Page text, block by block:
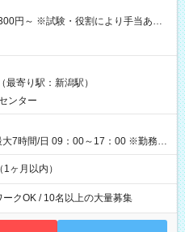
【即給（前払い）オプションあ
務から1週間ほどで給与の一部を受け
～17:30（休憩1時間） 時給1,300円
通費 ※当日の役割により時給＋100
～13:30（休憩なし） 時給1,300
＝日収8,400円＋交通費 【試用期
寄り駅：新潟駅）
ンター
大7時間/日 09：00～17：00 ※勤務時
す。
ヶ月以内）
クOK / 10名以上の大量募集